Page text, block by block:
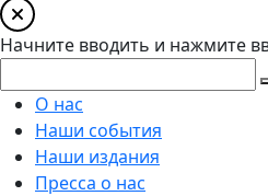
Начните вводить и нажмите
О нас
Наши события
Наши издания
Пресса о нас